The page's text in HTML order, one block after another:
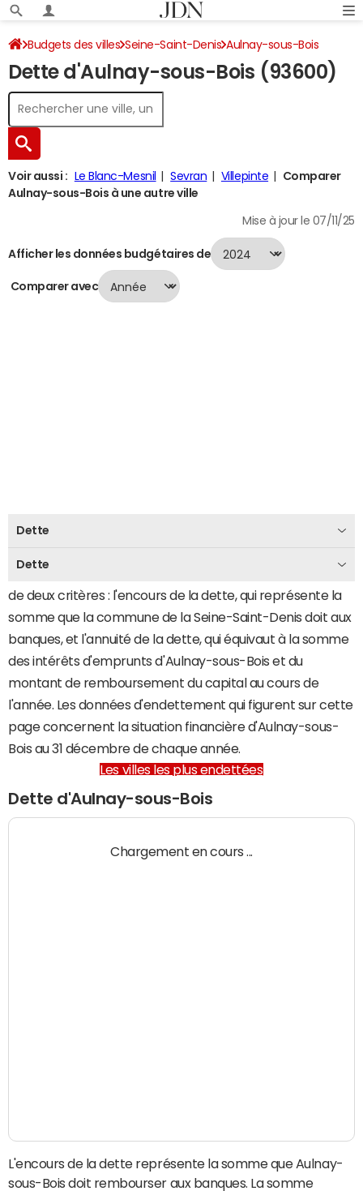
Budgets des villes Seine-Saint-Denis Aulnay-sous-Bois
Dette au 31/12/2024
Dette d'Aulnay-sous-Bois (93600)
Voir aussi : Le Blanc-Mesnil Sevran Villepinte
Comparer
Aulnay-sous-Bois à une autre ville
Mise à jour le 07/11/25
Afficher les données budgétaires de
Comparer avec
Dette
Dette
de deux critères : l'encours de la dette, qui représente la
somme que la commune de la Seine-Saint-Denis doit aux
banques, et l'annuité de la dette, qui équivaut à la somme
des intérêts d'emprunts d'Aulnay-sous-Bois et du
montant de remboursement du capital au cours de
l'année. Les données d'endettement qui figurent sur cette
page concernent la situation financière d'Aulnay-sous-
Bois au 31 décembre de chaque année.
Les villes les plus endettées
Dette d'Aulnay-sous-Bois
Chargement en cours ...
L'encours de la dette représente la somme que Aulnay-
sous-Bois doit rembourser aux banques. La somme